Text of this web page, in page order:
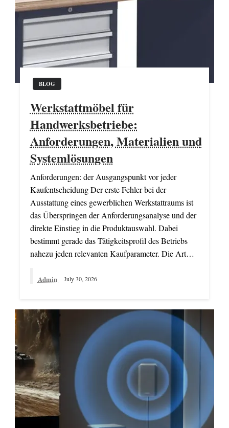
BLOG
Werkstattmöbel für
Handwerksbetriebe:
Anforderungen, Materialien und
Systemlösungen
Anforderungen: der Ausgangspunkt vor jeder
Kaufentscheidung Der erste Fehler bei der
Ausstattung eines gewerblichen Werkstattraums ist
das Überspringen der Anforderungsanalyse und der
direkte Einstieg in die Produktauswahl. Dabei
bestimmt gerade das Tätigkeitsprofil des Betriebs
nahezu jeden relevanten Kaufparameter. Die Art…
Admin July 30, 2026